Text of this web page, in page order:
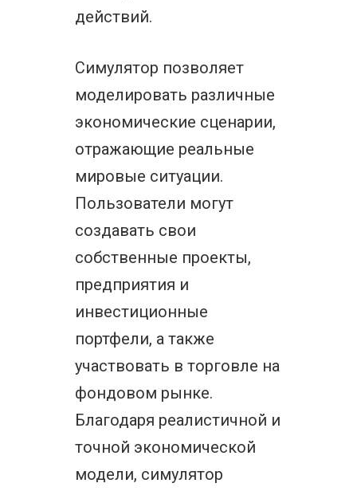
действий.
Симулятор позволяет
моделировать различные
экономические сценарии,
отражающие реальные
мировые ситуации.
Пользователи могут
создавать свои
собственные проекты,
предприятия и
инвестиционные
портфели, а также
участвовать в торговле на
фондовом рынке.
Благодаря реалистичной и
точной экономической
модели, симулятор